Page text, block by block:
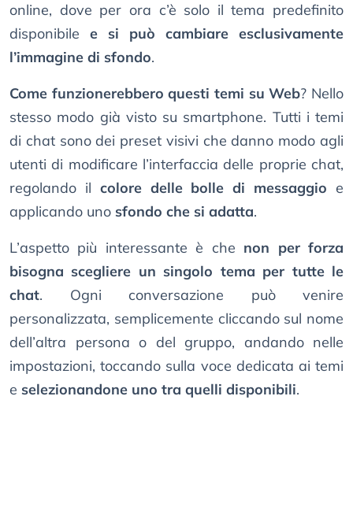
online, dove per ora c’è solo il tema predefinito
disponibile e si può cambiare esclusivamente
l’immagine di sfondo.
Come funzionerebbero questi temi su Web? Nello
stesso modo già visto su smartphone. Tutti i temi
di chat sono dei preset visivi che danno modo agli
utenti di modificare l’interfaccia delle proprie chat,
regolando il colore delle bolle di messaggio e
applicando uno sfondo che si adatta.
L’aspetto più interessante è che non per forza
bisogna scegliere un singolo tema per tutte le
chat. Ogni conversazione può venire
personalizzata, semplicemente cliccando sul nome
dell’altra persona o del gruppo, andando nelle
impostazioni, toccando sulla voce dedicata ai temi
e selezionandone uno tra quelli disponibili.